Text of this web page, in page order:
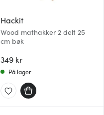
Hackit
Wood mathakker 2 delt 25
cm bøk
349 kr
På lager